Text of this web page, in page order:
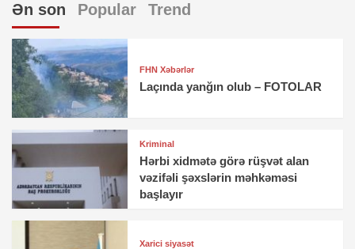
Ən son Popular Trend
FHN Xəbərlər
Laçında yanğın olub – FOTOLAR
Kriminal
Hərbi xidmətə görə rüşvət alan
vəzifəli şəxslərin məhkəməsi
başlayır
Xarici siyasət